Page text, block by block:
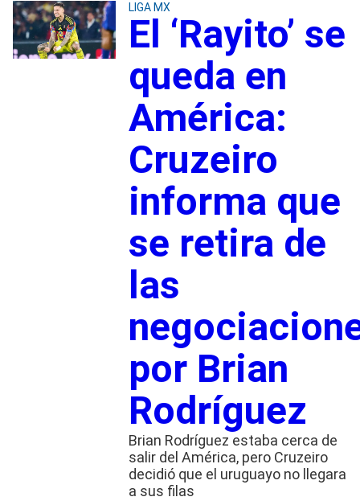
LIGA MX
El ‘Rayito’ se
queda en
América:
Cruzeiro
informa que
se retira de
las
por Brian
Rodríguez
Brian Rodríguez estaba cerca de
salir del América, pero Cruzeiro
decidió que el uruguayo no llegara
a sus filas